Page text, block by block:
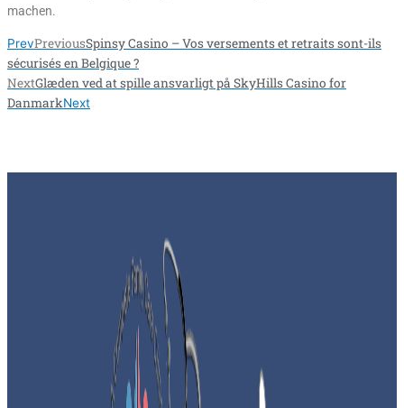
machen.
PrevPreviousSpinsy Casino – Vos versements et retraits sont-ils
sécurisés en Belgique ?
NextGlæden ved at spille ansvarligt på SkyHills Casino for
DanmarkNext